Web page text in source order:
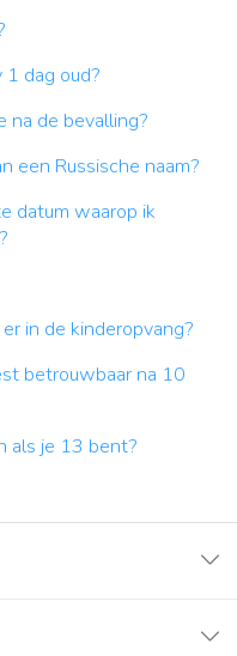
dag oud?
na de bevalling?
een Russische naam?
datum waarop ik
in de kinderopvang?
betrouwbaar na 10
als je 13 bent?